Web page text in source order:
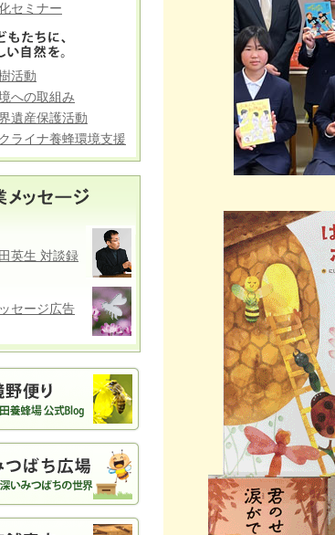
セミナー
活動
への取組み
遺産保護活動
ライナ養蜂環境支援
英生 対談録
セージ広告